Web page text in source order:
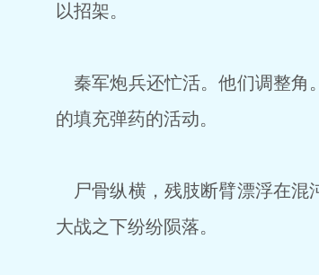
以招架。
秦军炮兵还忙活。他们调整角
的填充弹药的活动。
尸骨纵横，残肢断臂漂浮在混
大战之下纷纷陨落。